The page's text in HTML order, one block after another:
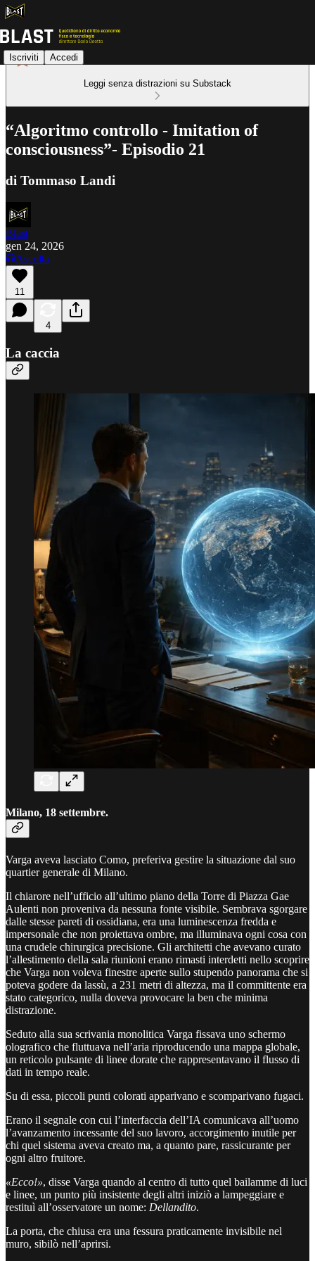
Iscriviti Accedi
Leggi senza distrazioni su Substack
“Algoritmo controllo - Imitation of
consciousness”- Episodio 21
di Tommaso Landi
Blast
gen 24, 2026
Ascolta
11
4
La caccia
Milano, 18 settembre.
Varga aveva lasciato Como, preferiva gestire la situazione dal suo
quartier generale di Milano.
Il chiarore nell’ufficio all’ultimo piano della Torre di Piazza Gae
Aulenti non proveniva da nessuna fonte visibile. Sembrava sgorgare
dalle stesse pareti di ossidiana, era una luminescenza fredda e
impersonale che non proiettava ombre, ma illuminava ogni cosa con
una crudele chirurgica precisione. Gli architetti che avevano curato
l’allestimento della sala riunioni erano rimasti interdetti nello scoprire
che Varga non voleva finestre aperte sullo stupendo panorama che si
poteva godere da lassù, a 231 metri di altezza, ma il committente era
stato categorico, nulla doveva provocare la ben che minima
distrazione.
Seduto alla sua scrivania monolitica Varga fissava uno schermo
olografico che fluttuava nell’aria riproducendo una mappa globale,
un reticolo pulsante di linee dorate che rappresentavano il flusso di
dati in tempo reale.
Su di essa, piccoli punti colorati apparivano e scomparivano fugaci.
Erano il segnale con cui l’interfaccia dell’IA comunicava all’uomo
l’avanzamento incessante del suo lavoro, accorgimento inutile per
chi quel sistema aveva creato ma, a quanto pare, rassicurante per
ogni altro fruitore.
«Ecco!», disse Varga quando al centro di tutto quel bailamme di luci
e linee, un punto più insistente degli altri iniziò a lampeggiare e
restituì all’osservatore un nome: Dellandito.
La porta, che chiusa era una fessura praticamente invisibile nel
muro, sibilò nell’aprirsi.